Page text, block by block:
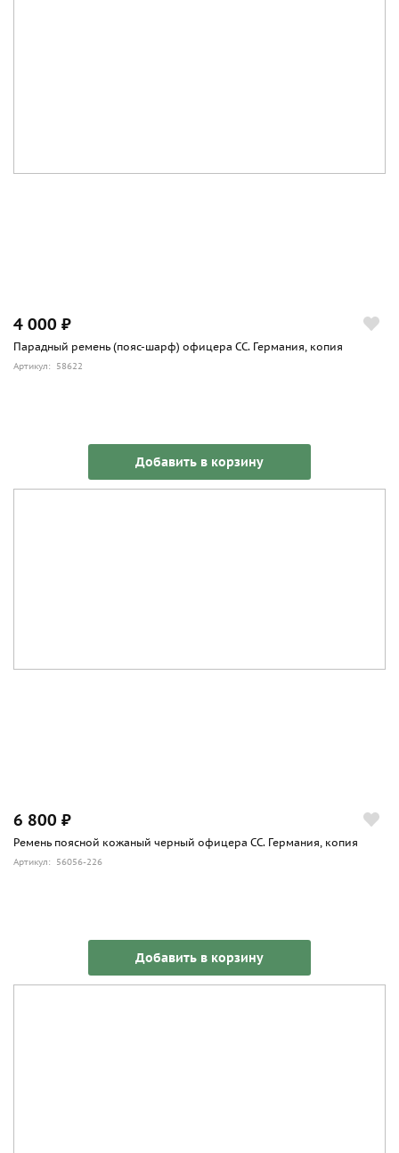
4 000 ₽
Парадный ремень (пояс-шарф) офицера СС. Германия, копия
Артикул: 58622
Добавить в корзину
6 800 ₽
Ремень поясной кожаный черный офицера СС. Германия, копия
Артикул: 56056-226
Добавить в корзину